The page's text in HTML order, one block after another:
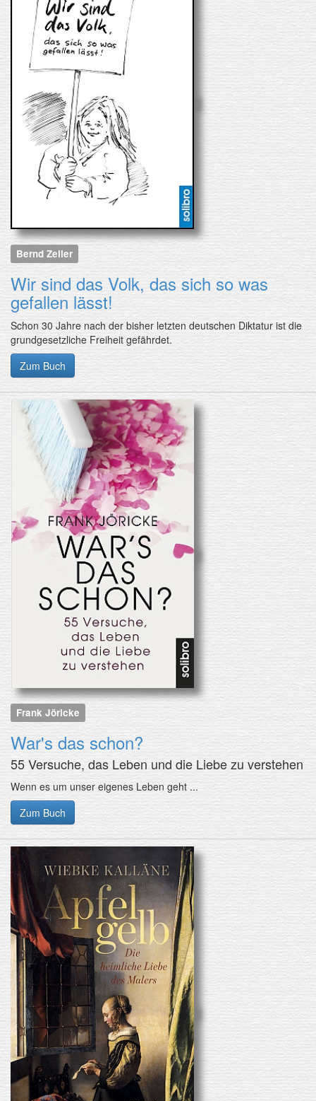
Bernd Zeller
Wir sind das Volk, das sich so was
gefallen lässt!
Schon 30 Jahre nach der bisher letzten deutschen Diktatur ist die
grundgesetzliche Freiheit gefährdet.
Zum Buch
Frank Jöricke
War's das schon?
55 Versuche, das Leben und die Liebe zu verstehen
Wenn es um unser eigenes Leben geht ...
Zum Buch